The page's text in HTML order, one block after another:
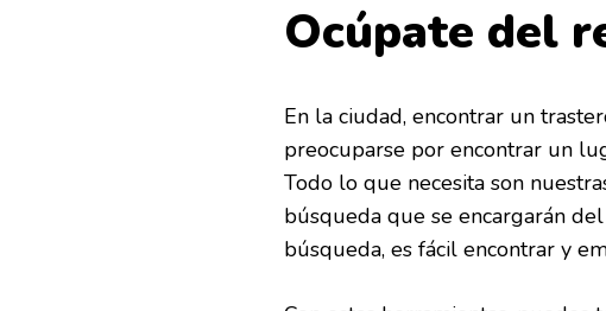
Ocúpate del
En la ciudad, encontrar un
preocuparse por encontrar un
Todo lo que necesita son
búsqueda que se encargarán
búsqueda, es fácil encontrar y